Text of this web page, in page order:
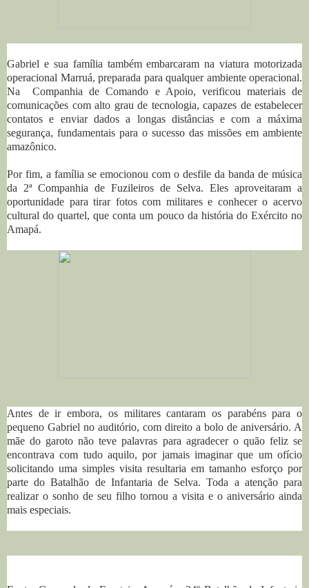
Gabriel e sua família também embarcaram na viatura motorizada
operacional Marruá, preparada para qualquer ambiente operacional.
Na Companhia de Comando e Apoio, verificou materiais de
comunicações com alto grau de tecnologia, capazes de estabelecer
contatos e enviar dados a longas distâncias e com a máxima
segurança, fundamentais para o sucesso das missões em ambiente
amazônico.
Por fim, a família se emocionou com o desfile da banda de música
da 2ª Companhia de Fuzileiros de Selva. Eles aproveitaram a
oportunidade para tirar fotos com militares e conhecer o acervo
cultural do quartel, que conta um pouco da história do Exército no
Amapá.
Antes de ir embora, os militares cantaram os parabéns para o
pequeno Gabriel no auditório, com direito a bolo de aniversário. A
mãe do garoto não teve palavras para agradecer o quão feliz se
encontrava com tudo aquilo, por jamais imaginar que um ofício
solicitando uma simples visita resultaria em tamanho esforço por
parte do Batalhão de Infantaria de Selva. Toda a atenção para
realizar o sonho de seu filho tornou a visita e o aniversário ainda
mais especiais.